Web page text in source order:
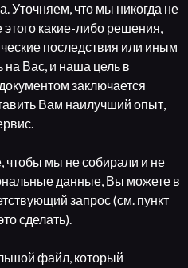
Уточняем, что мы никогда не
какие-либо решения,
последствия или иным
на Вас, и наша цель в
заключается
Вам наилучший опыт,
чтобы мы не собирали и не
данные, Вы можете в
запрос (см. пункт
сделать).
файл, который